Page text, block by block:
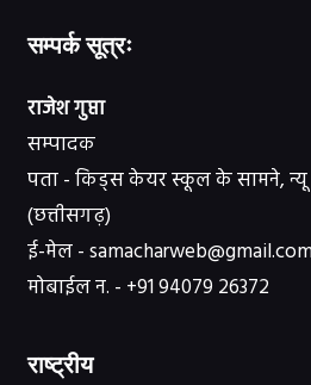
सम्पर्क सूत्रः
राजेश गुप्ता
सम्पादक
पता - किड्स केयर स्कूल के सामने, न्यू
(छत्तीसगढ़)
ई-मेल - samacharweb@gmail.com
मोबाईल न. - +91 94079 26372
राष्ट्रीय